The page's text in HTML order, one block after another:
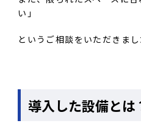
い」
というご相談をいただきまし
導入した設備とは